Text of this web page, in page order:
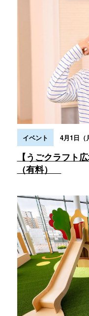
イベント 4月1日（
【うごクラフト
（有料）